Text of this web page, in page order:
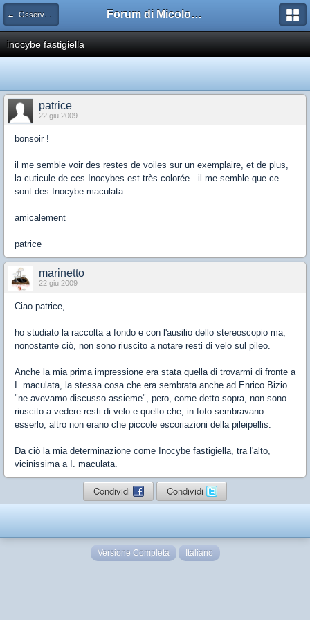
← Osservazioni sulle schede Forum di Micologia AMB Gruppo di Muggia e del Carso
inocybe fastigiella
patrice
22 giu 2009
bonsoir !
il me semble voir des restes de voiles sur un exemplaire, et de plus,
la cuticule de ces Inocybes est très colorée...il me semble que ce
sont des Inocybe maculata..
amicalement
patrice
marinetto
22 giu 2009
Ciao patrice,
ho studiato la raccolta a fondo e con l'ausilio dello stereoscopio ma,
nonostante ciò, non sono riuscito a notare resti di velo sul pileo.
Anche la mia prima impressione era stata quella di trovarmi di fronte a
I. maculata, la stessa cosa che era sembrata anche ad Enrico Bizio
"ne avevamo discusso assieme", pero, come detto sopra, non sono
riuscito a vedere resti di velo e quello che, in foto sembravano
esserlo, altro non erano che piccole escoriazioni della pileipellis.
Da ciò la mia determinazione come Inocybe fastigiella, tra l'alto,
vicinissima a I. maculata.
Condividi Condividi
Versione Completa Italiano